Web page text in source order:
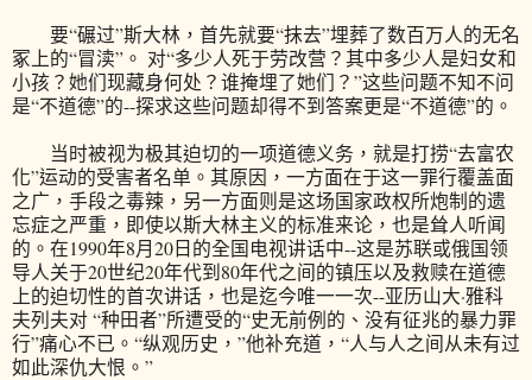
要“碾过”斯大林，首先就要“抹去”埋葬了数百万人的无名
冢上的“冒渎”。 对“多少人死于劳改营？其中多少人是妇女和
小孩？她们现藏身何处？谁掩埋了她们？”这些问题不知不问
是“不道德”的--探求这些问题却得不到答案更是“不道德”的。
当时被视为极其迫切的一项道德义务，就是打捞“去富农
化”运动的受害者名单。其原因，一方面在于这一罪行覆盖面
之广，手段之毒辣，另一方面则是这场国家政权所炮制的遗
忘症之严重，即使以斯大林主义的标准来论，也是耸人听闻
的。在1990年8月20日的全国电视讲话中--这是苏联或俄国领
导人关于20世纪20年代到80年代之间的镇压以及救赎在道德
上的迫切性的首次讲话，也是迄今唯一一次--亚历山大·雅科
夫列夫对 “种田者”所遭受的“史无前例的、没有征兆的暴力罪
行”痛心不已。“纵观历史，”他补充道，“人与人之间从未有过
如此深仇大恨。”